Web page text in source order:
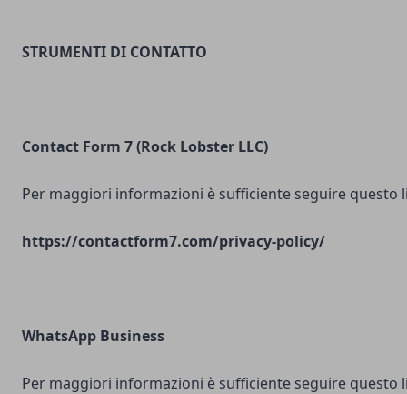
STRUMENTI DI CONTATTO
Contact Form 7 (Rock Lobster LLC)
Per maggiori informazioni è sufficiente seguire questo
https://contactform7.com/privacy-policy/
WhatsApp Business
Per maggiori informazioni è sufficiente seguire questo